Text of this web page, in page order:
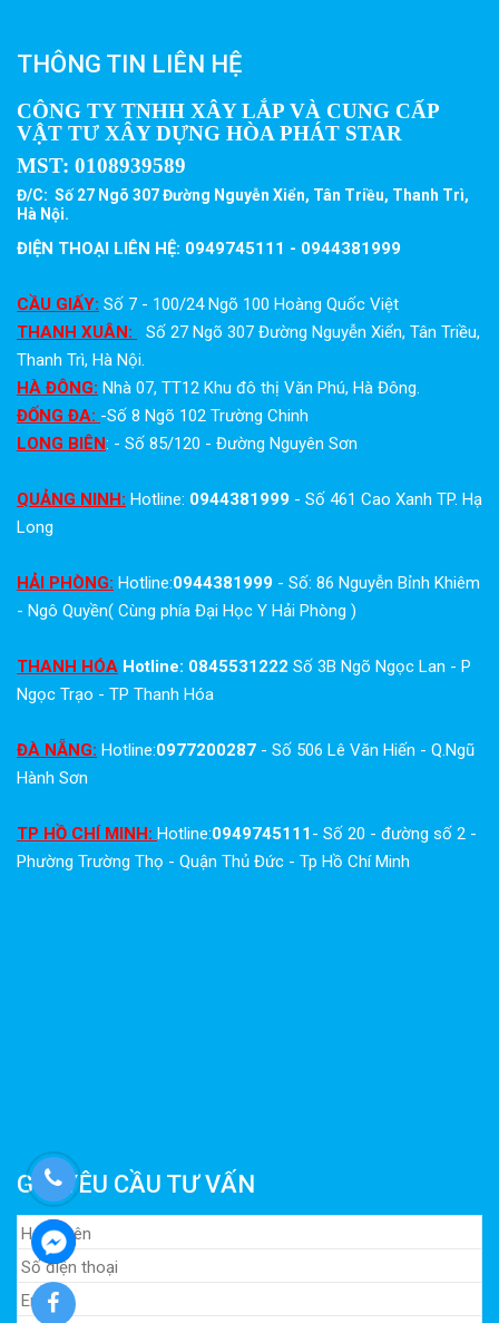
THÔNG TIN LIÊN HỆ
CÔNG TY TNHH XÂY LẮP VÀ CUNG CẤP
VẬT TƯ XÂY DỰNG HÒA PHÁT STAR
MST: 0108939589
Đ/C: Số 27 Ngõ 307 Đường Nguyễn Xiển, Tân Triều, Thanh Trì,
Hà Nội.
ĐIỆN THOẠI LIÊN HỆ: 0949745111 - 0944381999
CẦU GIẤY: Số 7 - 100/24 Ngõ 100 Hoàng Quốc Việt
THANH XUÂN:
Số 27 Ngõ 307 Đường Nguyễn Xiển, Tân Triều,
Thanh Trì, Hà Nội.
HÀ ĐÔNG: Nhà 07, TT12 Khu đô thị Văn Phú, Hà Đông.
ĐỐNG ĐA: -Số 8 Ngõ 102 Trường Chinh
LONG BIÊN: - Số 85/120 - Đường Nguyên Sơn
QUẢNG NINH: Hotline: 0944381999 - Số 461 Cao Xanh TP. Hạ
Long
HẢI PHÒNG: Hotline:0944381999 - Số: 86 Nguyễn Bỉnh Khiêm
- Ngô Quyền( Cùng phía Đại Học Y Hải Phòng )
THANH HÓA Hotline: 0845531222 Số 3B Ngõ Ngọc Lan - P
Ngọc Trạo - TP Thanh Hóa
ĐÀ NẴNG: Hotline:0977200287 - Số 506 Lê Văn Hiến - Q.Ngũ
Hành Sơn
TP HỒ CHÍ MINH: Hotline:0949745111- Số 20 - đường số 2 -
Phường Trường Thọ - Quận Thủ Đức - Tp Hồ Chí Minh
GỬI YÊU CẦU TƯ VẤN